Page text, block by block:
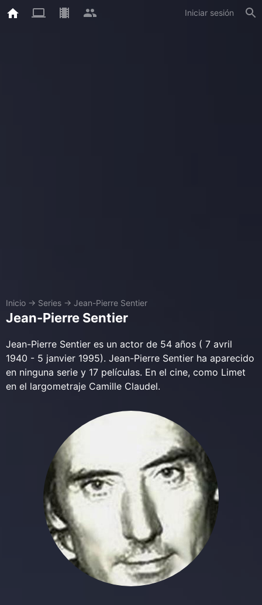
Iniciar sesión
Inicio → Series → Jean-Pierre Sentier
Jean-Pierre Sentier
Jean-Pierre Sentier es un actor de 54 años ( 7 avril
1940 - 5 janvier 1995). Jean-Pierre Sentier ha aparecido
en ninguna serie y 17 películas. En el cine, como Limet
en el largometraje Camille Claudel.